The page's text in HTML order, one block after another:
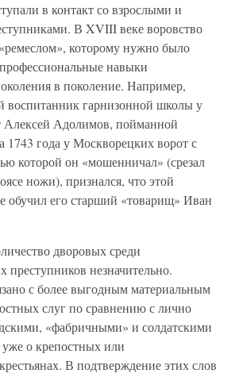
в контакт со взрослыми и
В XVIII веке воровство
которому нужно было
навыки
в поколение. Например,
воспитанник гарнизонной школы у
Алексей Адолимов, пойманной
1743 года у Москворецких ворот с
которой он «мошенничал» (срезал
ножи), признался, что этой
обучил его старший «товарищ» Иван
дворовых среди
преступников незначительно.
с более выгодным материальным
слуг по сравнению с лично
«фабричными» и солдатскими
уже о крепостных или
В подтверждение этих слов